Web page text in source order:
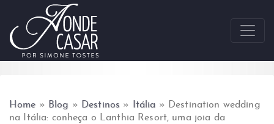
Skip to content
Home » Blog » Destinos » Itália »
Destination wedding
na Itália: conheça o Lanthia Resort, uma joia da